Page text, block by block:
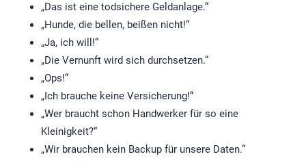
„Das ist eine todsichere Geldanlage.“
„Hunde, die bellen, beißen nicht!“
„Ja, ich will!“
„Die Vernunft wird sich durchsetzen.“
„Ops!“
„Ich brauche keine Versicherung!“
„Wer braucht schon Handwerker für so eine
Kleinigkeit?“
„Wir brauchen kein Backup für unsere Daten.“